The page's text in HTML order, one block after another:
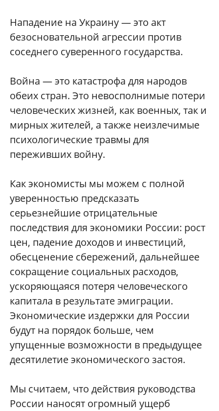
Нападение на Украину — это акт
безосновательной агрессии против
соседнего суверенного государства.
Война — это катастрофа для народов
обеих стран. Это невосполнимые потери
человеческих жизней, как военных, так и
мирных жителей, а также неизлечимые
психологические травмы для
переживших войну.
Как экономисты мы можем с полной
уверенностью предсказать
серьезнейшие отрицательные
последствия для экономики России: рост
цен, падение доходов и инвестиций,
обесценение сбережений, дальнейшее
сокращение социальных расходов,
ускоряющаяся потеря человеческого
капитала в результате эмиграции.
Экономические издержки для России
будут на порядок больше, чем
упущенные возможности в предыдущее
десятилетие экономического застоя.
Мы считаем, что действия руководства
России наносят огромный ущерб